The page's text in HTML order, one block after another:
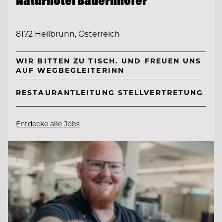
8172 Heilbrunn, Österreich
WIR BITTEN ZU TISCH. UND FREUEN UNS
AUF WEGBEGLEITERINN
RESTAURANTLEITUNG STELLVERTRETUNG
Entdecke alle Jobs